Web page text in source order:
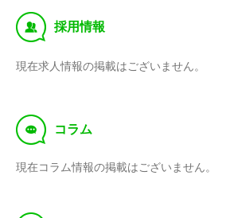
‰ 採用情報
現在求人情報の掲載はございません。
f コラム
現在コラム情報の掲載はございません。